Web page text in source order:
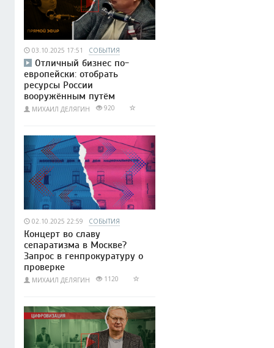
03.10.2025 17:51 СОБЫТИЯ
Отличный бизнес по-
европейски: отобрать
ресурсы России
вооружённым путём
МИХАИЛ ДЕЛЯГИН 920
02.10.2025 22:59 СОБЫТИЯ
Концерт во славу
сепаратизма в Москве?
Запрос в генпрокуратуру о
проверке
МИХАИЛ ДЕЛЯГИН 1120